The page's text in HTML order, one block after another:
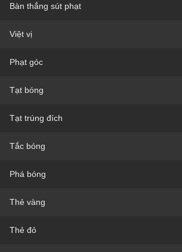
Bàn thắng sút phạt
Việt vị
Phạt góc
Tạt bóng
Tạt trúng đích
Tắc bóng
Phá bóng
Thẻ vàng
Thẻ đỏ